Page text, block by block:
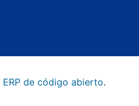
ERP de código abierto.